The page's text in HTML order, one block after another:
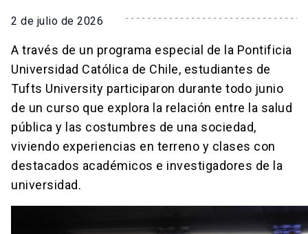
2 de julio de 2026
A través de un programa especial de la Pontificia
Universidad Católica de Chile, estudiantes de
Tufts University participaron durante todo junio
de un curso que explora la relación entre la salud
pública y las costumbres de una sociedad,
viviendo experiencias en terreno y clases con
destacados académicos e investigadores de la
universidad.